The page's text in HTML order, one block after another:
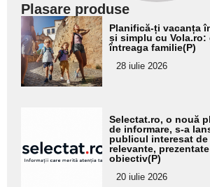
Plasare produse
Adaugă
aici textul
pentru
subtitlu
Planifică-ți vacanța
și simplu cu
întreaga familie(P)
28 iulie 2026
pentru
subtitlu
Selectat.ro, o nouă
de informare, s-a
publicul interesat
relevante,
obiectiv(P)
20 iulie 2026